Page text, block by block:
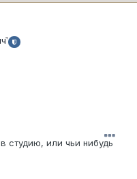
студию, или чьи нибудь